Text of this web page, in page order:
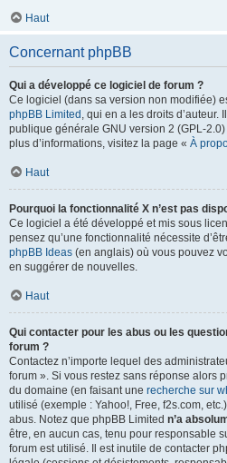
Haut
Concernant phpBB
Qui a développé ce logiciel de forum ?
Ce logiciel (dans sa version non modifiée)
phpBB Limited , qui en a les droits d’auteur.
publique générale GNU version 2 (GPL-
plus d’informations, visitez la page « À
Haut
Pourquoi la fonctionnalité X n’est pas
Ce logiciel a été développé et mis sous
pensez qu’une fonctionnalité nécessite
phpBB Ideas (en anglais) où vous pouvez
en suggérer de nouvelles.
Haut
Qui contacter pour les abus ou les
forum ?
Contactez n’importe lequel des
forum ». Si vous restez sans réponse alors
du domaine (en faisant une recherche sur
utilisé (exemple : Yahoo!, Free, f2s.com,
abus. Notez que phpBB Limited n’a
être, en aucun cas, tenu pour responsable
forum est utilisé. Il est inutile de contacter